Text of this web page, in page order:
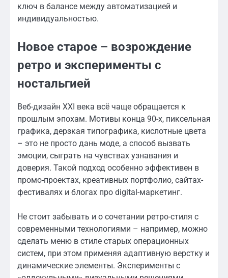
ключ в балансе между автоматизацией и
индивидуальностью.
Новое старое – возрождение
ретро и эксперименты с
ностальгией
Веб-дизайн XXI века всё чаще обращается к
прошлым эпохам. Мотивы конца 90-х, пиксельная
графика, дерзкая типографика, кислотные цвета
– это не просто дань моде, а способ вызвать
эмоции, сыграть на чувствах узнавания и
доверия. Такой подход особенно эффективен в
промо-проектах, креативных портфолио, сайтах-
фестивалях и блогах про digital-маркетинг.
Не стоит забывать и о сочетании ретро-стиля с
современными технологиями – например, можно
сделать меню в стиле старых операционных
систем, при этом применяя адаптивную верстку и
динамические элементы. Эксперименты с